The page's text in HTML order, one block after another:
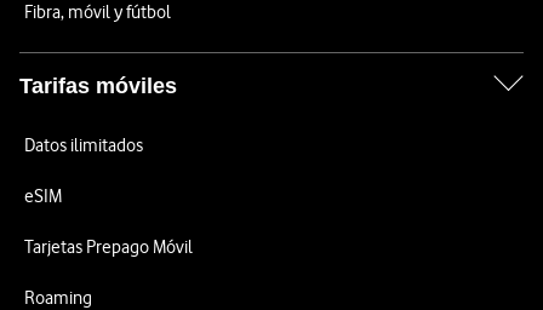
Fibra, móvil y fútbol
Tarifas móviles
Datos ilimitados
eSIM
Tarjetas Prepago Móvil
Roaming